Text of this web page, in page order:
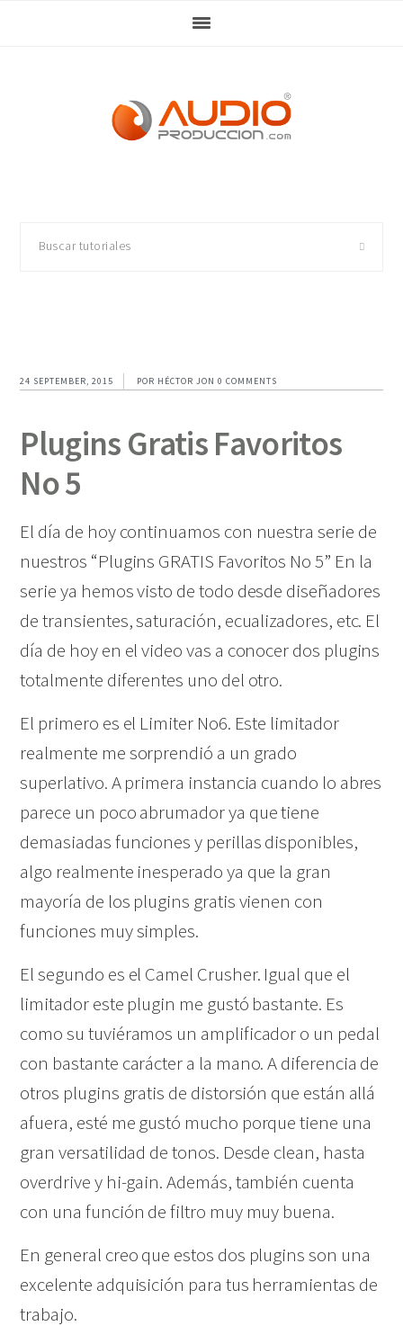
24 SEPTEMBER, 2015 POR HÉCTOR JON 0 COMMENTS
Plugins Gratis Favoritos
No 5
El día de hoy continuamos con nuestra serie de
nuestros “Plugins GRATIS Favoritos No 5” En la
serie ya hemos visto de todo desde diseñadores
de transientes, saturación, ecualizadores, etc. El
día de hoy en el video vas a conocer dos plugins
totalmente diferentes uno del otro.
El primero es el Limiter No6. Este limitador
realmente me sorprendió a un grado
superlativo. A primera instancia cuando lo abres
parece un poco abrumador ya que tiene
demasiadas funciones y perillas disponibles,
algo realmente inesperado ya que la gran
mayoría de los plugins gratis vienen con
funciones muy simples.
El segundo es el Camel Crusher. Igual que el
limitador este plugin me gustó bastante. Es
como su tuviéramos un amplificador o un pedal
con bastante carácter a la mano. A diferencia de
otros plugins gratis de distorsión que están allá
afuera, esté me gustó mucho porque tiene una
gran versatilidad de tonos. Desde clean, hasta
overdrive y hi-gain. Además, también cuenta
con una función de filtro muy muy buena.
En general creo que estos dos plugins son una
excelente adquisición para tus herramientas de
trabajo.